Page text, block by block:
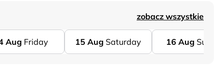
zobacz wszystkie
Aug Friday 15 Aug Saturday 16 Aug Sunday